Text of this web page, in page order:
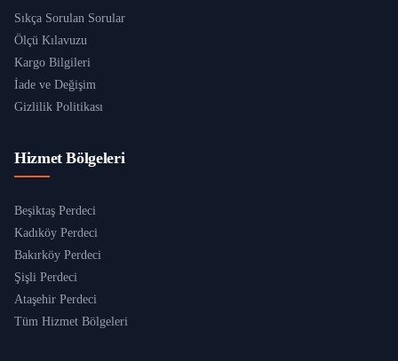
Sıkça Sorulan Sorular
Ölçü Kılavuzu
Kargo Bilgileri
İade ve Değişim
Gizlilik Politikası
Hizmet Bölgeleri
Beşiktaş Perdeci
Kadıköy Perdeci
Bakırköy Perdeci
Şişli Perdeci
Ataşehir Perdeci
Tüm Hizmet Bölgeleri